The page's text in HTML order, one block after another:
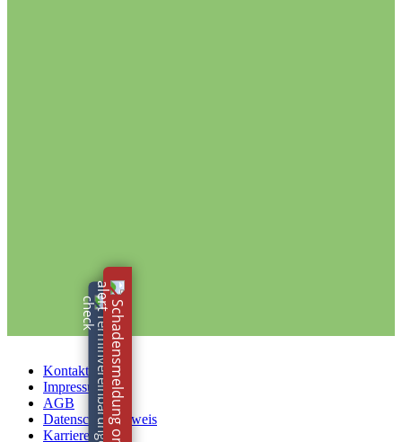
Lesen Sie jetzt hier!
Terminvereinbarungen!Schadensmeldung online!
Kontakt
Impressum
AGB
Datenschutzhinweis
Karriere